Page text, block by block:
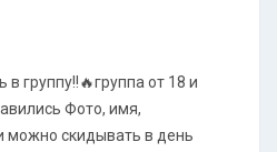
группу!!🔥группа от 18 и
Фото, имя,
можно скидывать в день